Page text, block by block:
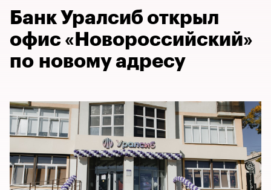
Банк Уралсиб открыл
офис «Новороссийский»
по новому адресу